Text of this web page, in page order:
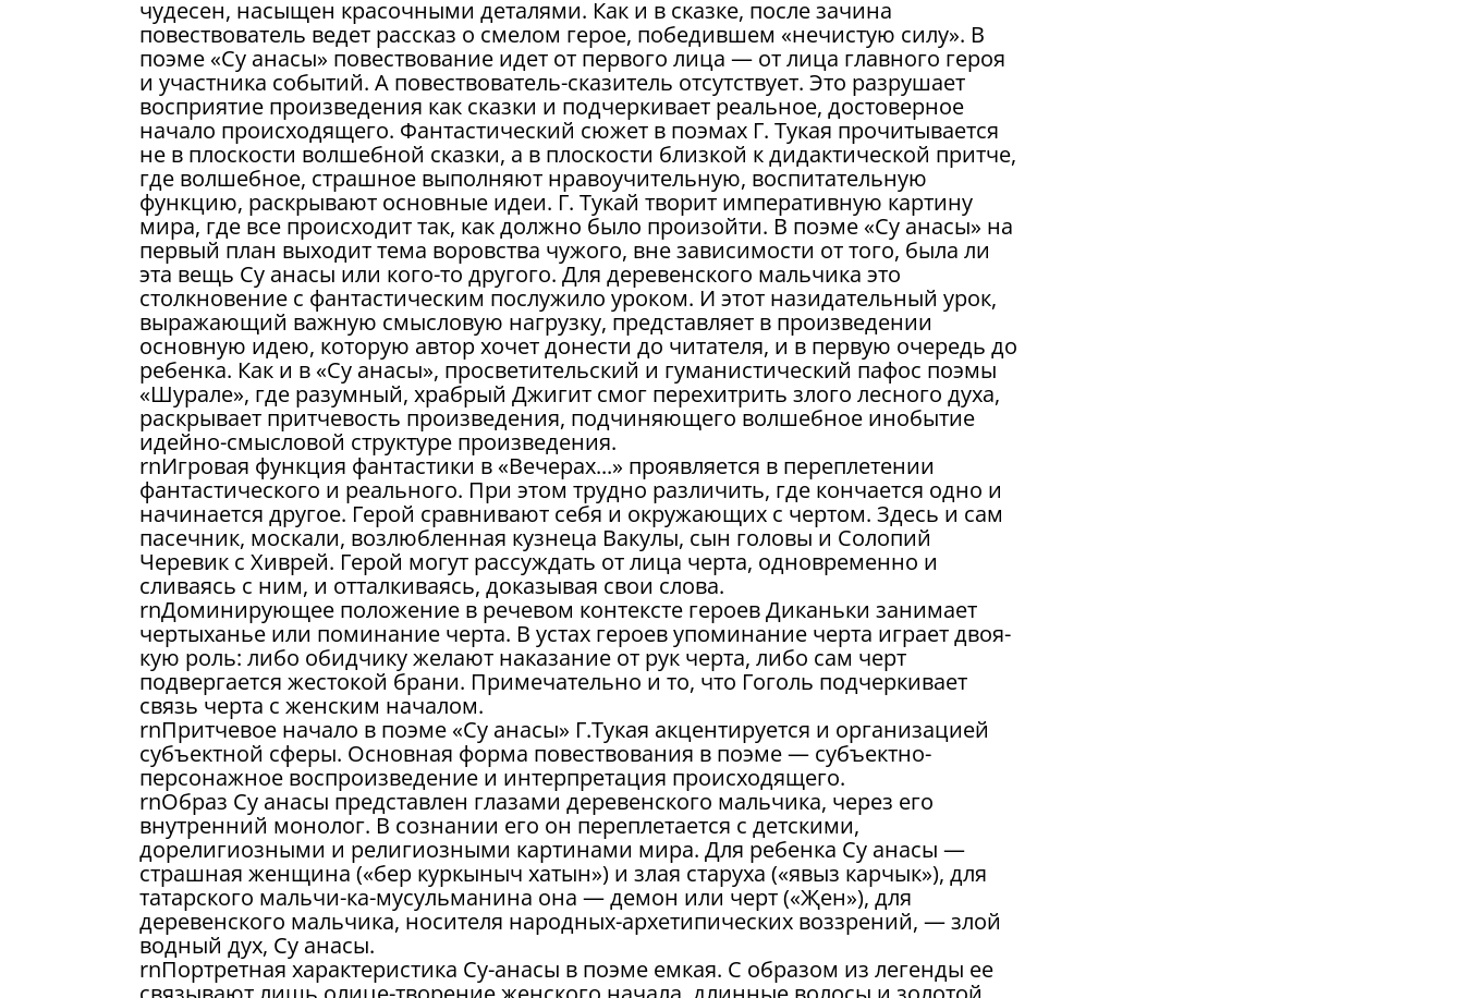
чудесен, насыщен красочными деталями. Как и в сказке, после зачина
повествователь ведет рассказ о смелом герое, победившем «нечистую силу». В
поэме «Су анасы» повествование идет от первого лица — от лица главного героя
и участника событий. А повествователь-сказитель отсутствует. Это разрушает
восприятие произведения как сказки и подчеркивает реальное, достоверное
начало происходящего. Фантастический сюжет в поэмах Г. Тукая прочитывается
не в плоскости волшебной сказки, а в плоскости близкой к дидактической притче,
где волшебное, страшное выполняют нравоучительную, воспитательную
функцию, раскрывают основные идеи. Г. Тукай творит императивную картину
мира, где все происходит так, как должно было произойти. В поэме «Су анасы» на
первый план выходит тема воровства чужого, вне зависимости от того, была ли
эта вещь Су анасы или кого-то другого. Для деревенского мальчика это
столкновение с фантастическим послужило уроком. И этот назидательный урок,
выражающий важную смысловую нагрузку, представляет в произведении
основную идею, которую автор хочет донести до читателя, и в первую очередь до
ребенка. Как и в «Су анасы», просветительский и гуманистический пафос поэмы
«Шурале», где разумный, храбрый Джигит смог перехитрить злого лесного духа,
раскрывает притчевость произведения, подчиняющего волшебное инобытие
идейно-смысловой структуре произведения.
rnИгровая функция фантастики в «Вечерах...» проявляется в переплетении
фантастического и реального. При этом трудно различить, где кончается одно и
начинается другое. Герой сравнивают себя и окружающих с чертом. Здесь и сам
пасечник, москали, возлюбленная кузнеца Вакулы, сын головы и Солопий
Черевик с Хиврей. Герой могут рассуждать от лица черта, одновременно и
сливаясь с ним, и отталкиваясь, доказывая свои слова.
rnДоминирующее положение в речевом контексте героев Диканьки занимает
чертыханье или поминание черта. В устах героев упоминание черта играет двоя-
кую роль: либо обидчику желают наказание от рук черта, либо сам черт
подвергается жестокой брани. Примечательно и то, что Гоголь подчеркивает
связь черта с женским началом.
rnПритчевое начало в поэме «Су анасы» Г.Тукая акцентируется и организацией
субъектной сферы. Основная форма повествования в поэме — субъектно-
персонажное воспроизведение и интерпретация происходящего.
rnОбраз Су анасы представлен глазами деревенского мальчика, через его
внутренний монолог. В сознании его он переплетается с детскими,
дорелигиозными и религиозными картинами мира. Для ребенка Су анасы —
страшная женщина («бер куркыныч хатын») и злая старуха («явыз карчык»), для
татарского мальчи-ка-мусульманина она — демон или черт («Җен»), для
деревенского мальчика, носителя народных-архетипических воззрений, — злой
водный дух, Су анасы.
rnПортретная характеристика Су-анасы в поэме емкая. С образом из легенды ее